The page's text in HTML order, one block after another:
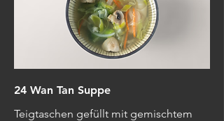
24 Wan Tan Suppe
Teigtaschen gefüllt mit gemischtem